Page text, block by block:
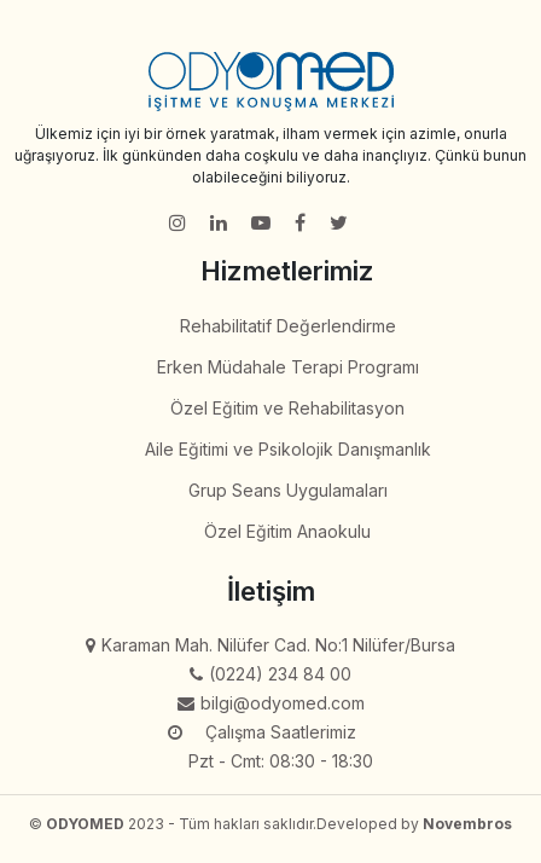
Ülkemiz için iyi bir örnek yaratmak, ilham vermek için azimle, onurla
uğraşıyoruz. İlk günkünden daha coşkulu ve daha inançlıyız. Çünkü bunun
olabileceğini biliyoruz.
Hizmetlerimiz
Rehabilitatif Değerlendirme
Erken Müdahale Terapi Programı
Özel Eğitim ve Rehabilitasyon
Aile Eğitimi ve Psikolojik Danışmanlık
Grup Seans Uygulamaları
Özel Eğitim Anaokulu
İletişim
Karaman Mah. Nilüfer Cad. No:1 Nilüfer/Bursa
(0224) 234 84 00
bilgi@odyomed.com
Çalışma Saatlerimiz
Pzt - Cmt: 08:30 - 18:30
© ODYOMED 2023 - Tüm hakları saklıdır.Developed by Novembros